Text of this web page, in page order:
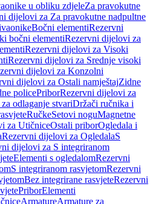
u obliku zdjeleZa pravokutne
dijelovi za Za pravokutne nadpultne
Bočni elementiRezervni
bočni elementiRezervni dijelovi za
Rezervni dijelovi za Visoki
Rezervni dijelovi za Srednje visoki
dijelovi za Konzolni
dijelovi za Ostali namještajZidne
policePriborRezervni dijelovi za
odlaganje stvariDržači ručnika i
RučkeSetovi noguMagnetne
za UtičniceOstali priborOgledala i
Rezervni dijelovi za OgledalaS
dijelovi za S integriranom
Elementi s ogledalomRezervni
S integriranom rasvjetomRezervni
Bez integrirane rasvjeteRezervni
PriborElementi
ArmatureArmature za